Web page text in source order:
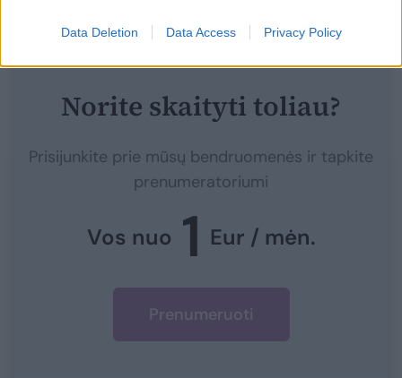
Data Deletion Data Access Privacy Policy
Norite skaityti toliau?
Prisijunkite prie mūsų bendruomenės ir tapkite
prenumeratoriumi
Vos nuo 1 Eur / mėn.
Prenumeruoti